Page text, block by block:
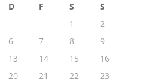
D F S
S
1
2
6 7 8
9
13 14 15
16
20 21 22
23